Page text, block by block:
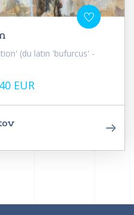
(du latin 'bufurcus' -
EUR